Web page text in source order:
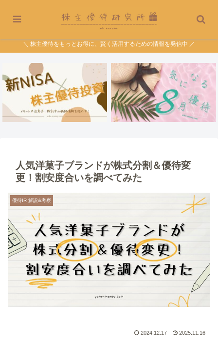
＼ 株主優待をもっとお得に、賢く活用するための情報を発信中 ／
人気洋菓子ブランドが株式分割＆優待変
更！割安度合いを調べてみた
優待IR 解説&考察
2024.12.17 2025.11.16